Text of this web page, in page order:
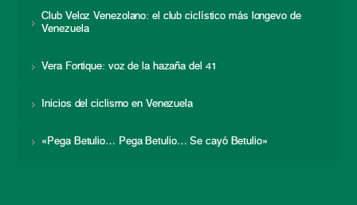
Club Veloz Venezolano: el club ciclístico más longevo de
Venezuela
Vera Fortique: voz de la hazaña del 41
Inicios del ciclismo en Venezuela
«Pega Betulio… Pega Betulio… Se cayó Betulio»